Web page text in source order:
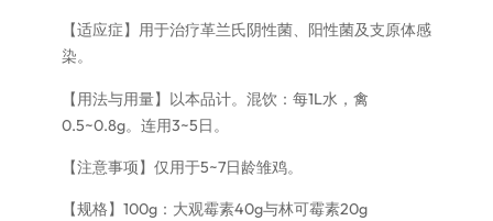
【适应症】用于治疗革兰氏阴性菌、阳性菌及支原体感
染。
【用法与用量】以本品计。混饮：每1L水，禽
0.5~0.8g。连用3~5日。
【注意事项】仅用于5~7日龄雏鸡。
【规格】100g：大观霉素40g与林可霉素20g